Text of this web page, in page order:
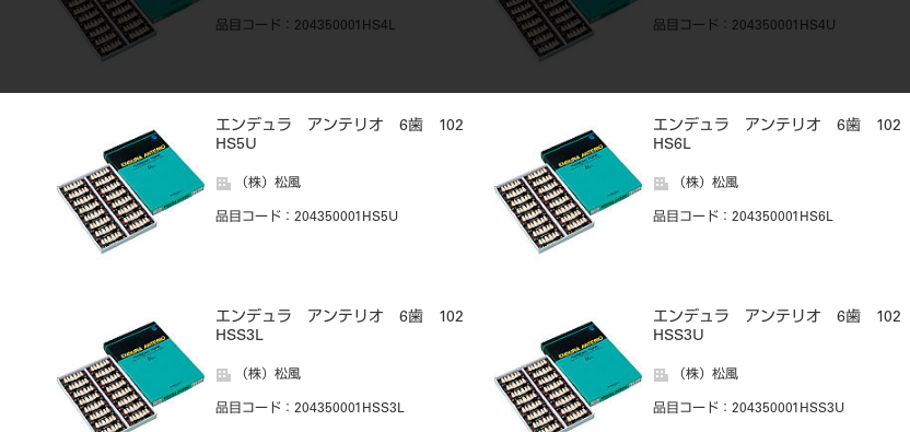
品目コード ：204350001HS4L 品目コード ：204350001HS4U
エンデュラ アンテリオ 6歯 102
HS5U
（株）松風
品目コード ：204350001HS5U
エンデュラ アンテリオ 6歯 102
HS6L
（株）松風
品目コード ：204350001HS6L
エンデュラ アンテリオ 6歯 102
HSS3L
（株）松風
品目コード ：204350001HSS3L
エンデュラ アンテリオ 6歯 102
HSS3U
（株）松風
品目コード ：204350001HSS3U